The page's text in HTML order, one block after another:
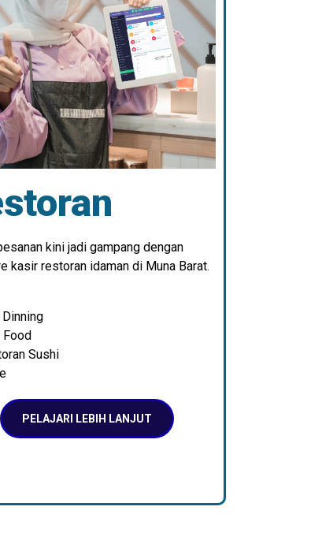
kini jadi gampang dengan
kasir restoran idaman di Muna Barat.
Dinning
Food
Sushi
PELAJARI LEBIH LANJUT